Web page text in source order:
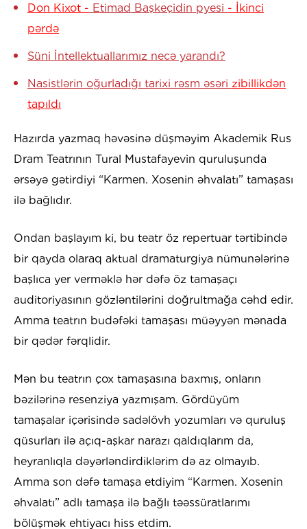
Don Kixot - Etimad Başkeçidin pyesi - İkinci
pərdə
Süni İntellektuallarımız necə yarandı?
Nasistlərin oğurladığı tarixi rəsm əsəri zibillikdən
tapıldı
Hazırda yazmaq həvəsinə düşməyim Akademik Rus
Dram Teatrının Tural Mustafayevin quruluşunda
ərsəyə gətirdiyi “Karmen. Xosenin əhvalatı” tamaşası
ilə bağlıdır.
Ondan başlayım ki, bu teatr öz repertuar tərtibində
bir qayda olaraq aktual dramaturgiya nümunələrinə
başlıca yer verməklə hər dəfə öz tamaşaçı
auditoriyasının gözləntilərini doğrultmağa cəhd edir.
Amma teatrın budəfəki tamaşası müəyyən mənada
bir qədər fərqlidir.
Mən bu teatrın çox tamaşasına baxmış, onların
bəzilərinə resenziya yazmışam. Gördüyüm
tamaşalar içərisində sadəlövh yozumları və quruluş
qüsurları ilə açıq-aşkar narazı qaldıqlarım da,
heyranlıqla dəyərləndirdiklərim də az olmayıb.
Amma son dəfə tamaşa etdiyim “Karmen. Xosenin
əhvalatı” adlı tamaşa ilə bağlı təəssüratlarımı
bölüşmək ehtiyacı hiss etdim.